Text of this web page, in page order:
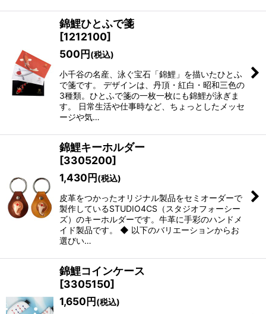
錦鯉ひとふで箋
[1212100]
500円(税込)
小千谷の名産、泳ぐ宝石「錦鯉」を描いたひとふ
で箋です。 デザインは、丹頂・紅白・昭和三色の
3種類。ひとふで箋の一枚一枚にも錦鯉が泳ぎま
す。 日常生活や仕事時など、ちょっとしたメッセ
ージや気…
錦鯉キーホルダー
[3305200]
1,430円(税込)
皮革をつかったオリジナル製品をセミオーダーで
製作しているSTUDIO4CS（スタジオフォーシー
ズ）のキーホルダーです。牛革に手彩のハンドメ
イド製品です。 ◆ 以下のバリエーションからお
選びい…
錦鯉コインケース
[3305150]
1,650円(税込)